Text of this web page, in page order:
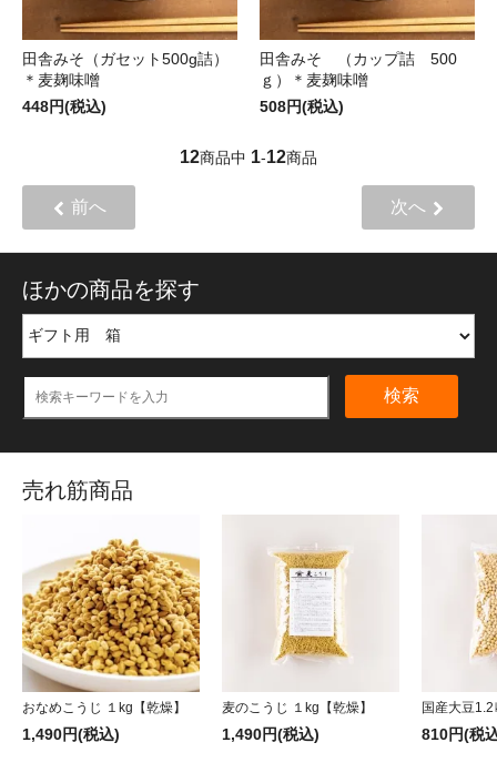
田舎みそ（ガセット500g詰）
＊麦麹味噌
448円(税込)
田舎みそ （カップ詰 500
ｇ）＊麦麹味噌
508円(税込)
12商品中 1-12商品
前へ 次へ
ほかの商品を探す
検索
売れ筋商品
おなめこうじ １kg【乾燥】
1,490円(税込)
麦のこうじ １kg【乾燥】
1,490円(税込)
国産大豆1.2
810円(税